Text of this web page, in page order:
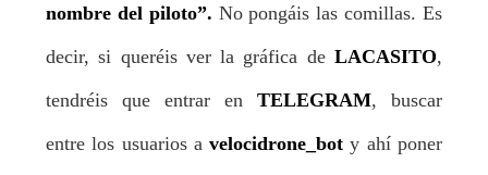
nombre del piloto”. No pongáis las comillas. Es
decir, si queréis ver la gráfica de LACASITO,
tendréis que entrar en TELEGRAM, buscar
entre los usuarios avelocidrone_bot y ahí poner